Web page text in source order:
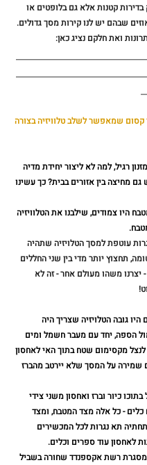
בדירות קטנות אלא גם בלופטים או
שבהם יש לנו קירות מסך גדולים.
ואת חלקם נציג כאן:
קסום שמאפשר לשלב טלוויזיה בצורה
רגיל, למה לא ליצור יחידת מדיה
מחיצה בין אזורים בבית? כך עשינו
היו צמודים, שילבנו את הטלוויזיה
עוטפת למסך הטלויזיה שתהיה
תחצוץ יותר מדי בין שני החללים
יצרנו משהו מעולם אחר - זה לא
גובה הטלויזיה שצריך היה
הספה, יחד עם מעבר חשמל ומים
לנצל מקסימום שטח בתוך האי לאחסון
שמירה על המסך שלא יירטב מהברז
כיור וברז ואחסון משני צידי
כלים - כל אלה מצד המטבח, ומצד
תא נגרות לכל המכשירים
לאחסון עוד ספרים וכלים.
רשת אקספנדד שחורה בשביל